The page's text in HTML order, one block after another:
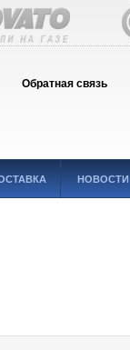
Обратная связь
НОВОСТИ